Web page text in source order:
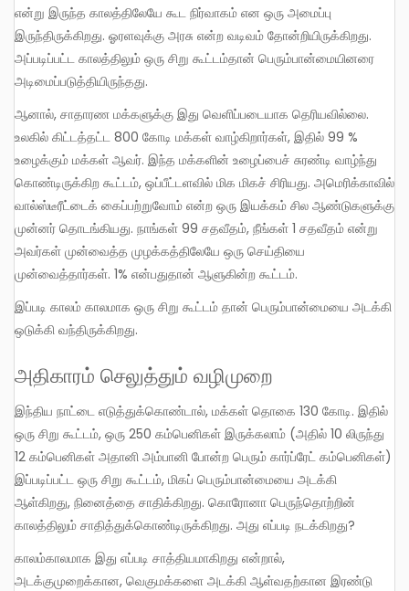
என்று இருந்த காலத்திலேயே கூட நிர்வாகம் என ஒரு அமைப்பு
இருந்திருக்கிறது. ஓரளவுக்கு அரசு என்ற வடிவம் தோன்றியிருக்கிறது.
அப்படிப்பட்ட காலத்திலும் ஒரு சிறு கூட்டம்தான் பெரும்பான்மையினரை
அடிமைப்படுத்தியிருந்தது.
ஆனால், சாதாரண மக்களுக்கு இது வெளிப்படையாக தெரியவில்லை.
உலகில் கிட்டத்தட்ட 800 கோடி மக்கள் வாழ்கிறார்கள், இதில் 99 %
உழைக்கும் மக்கள் ஆவர். இந்த மக்களின் உழைப்பைச் சுரண்டி வாழ்ந்து
கொண்டிருக்கிற கூட்டம், ஒப்பீட்டளவில் மிக மிகச் சிரியது. அமெரிக்காவில்
வால்ஸ்டீரீட்டைக் கைப்பற்றுவோம் என்ற ஒரு இயக்கம் சில ஆண்டுகளுக்கு
முன்னர் தொடங்கியது. நாங்கள் 99 சதவீதம், நீங்கள் 1 சதவீதம் என்று
அவர்கள் முன்வைத்த முழக்கத்திலேயே ஒரு செய்தியை
முன்வைத்தார்கள். 1% என்பதுதான் ஆளுகின்ற கூட்டம்.
இப்படி காலம் காலமாக ஒரு சிறு கூட்டம் தான் பெரும்பான்மையை அடக்கி
ஒடுக்கி வந்திருக்கிறது.
அதிகாரம் செலுத்தும் வழிமுறை
இந்திய நாட்டை எடுத்துக்கொண்டால், மக்கள் தொகை 130 கோடி. இதில்
ஒரு சிறு கூட்டம், ஒரு 250 கம்பெனிகள் இருக்கலாம் (அதில் 10 லிருந்து
12 கம்பெனிகள் அதானி அம்பானி போன்ற பெரும் கார்ப்ரேட் கம்பெனிகள்)
இப்படிப்பட்ட ஒரு சிறு கூட்டம், மிகப் பெரும்பான்மையை அடக்கி
ஆள்கிறது, நினைத்தை சாதிக்கிறது. கொரோனா பெருந்தொற்றின்
காலத்திலும் சாதித்துக்கொண்டிருக்கிறது. அது எப்படி நடக்கிறது?
காலம்காலமாக இது எப்படி சாத்தியமாகிறது என்றால்,
அடக்குமுறைக்கான, வெகுமக்களை அடக்கி ஆள்வதற்கான இரண்டு